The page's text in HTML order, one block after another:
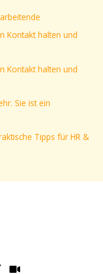
Kontakt halten und
Kontakt halten und
Sie ist ein
Tipps für HR &